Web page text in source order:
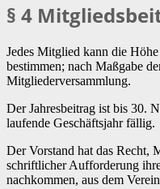
§ 4
Jedes Mitglied kann die
bestimmen; nach Maßgabe
Mitgliederversammlung.
Der Jahresbeitrag ist bis 30.
laufende Geschäftsjahr fällig.
Der Vorstand hat das Recht,
schriftlicher Aufforderung
nachkommen, aus dem